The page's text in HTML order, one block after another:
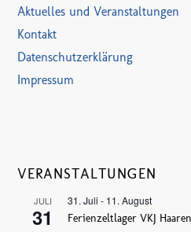
Aktuelles und Veranstaltungen
Kontakt
Datenschutzerklärung
Impressum
VERANSTALTUNGEN
JULI
31
31. Juli - 11. August
Ferienzeltlager VKJ